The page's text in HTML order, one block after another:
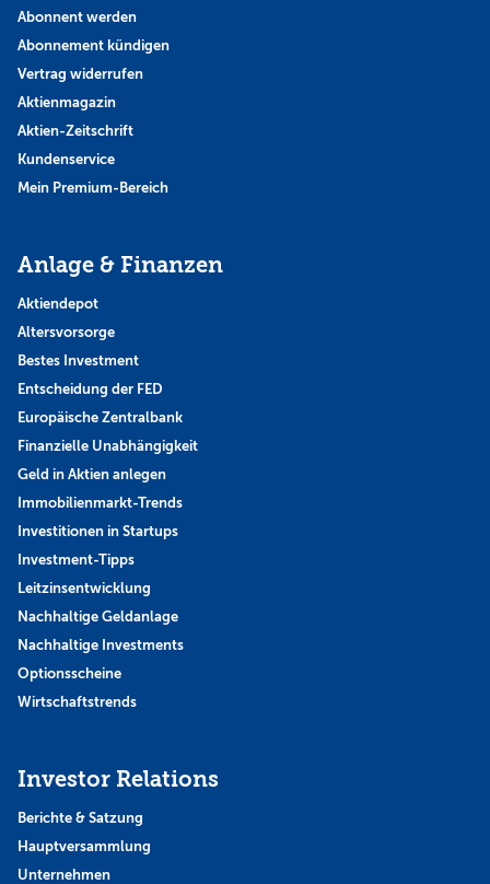
Abonnent werden
Abonnement kündigen
Vertrag widerrufen
Aktienmagazin
Aktien-Zeitschrift
Kundenservice
Mein Premium-Bereich
Anlage & Finanzen
Aktiendepot
Altersvorsorge
Bestes Investment
Entscheidung der FED
Europäische Zentralbank
Finanzielle Unabhängigkeit
Geld in Aktien anlegen
Immobilienmarkt-Trends
Investitionen in Startups
Investment-Tipps
Leitzinsentwicklung
Nachhaltige Geldanlage
Nachhaltige Investments
Optionsscheine
Wirtschaftstrends
Investor Relations
Berichte & Satzung
Hauptversammlung
Unternehmen